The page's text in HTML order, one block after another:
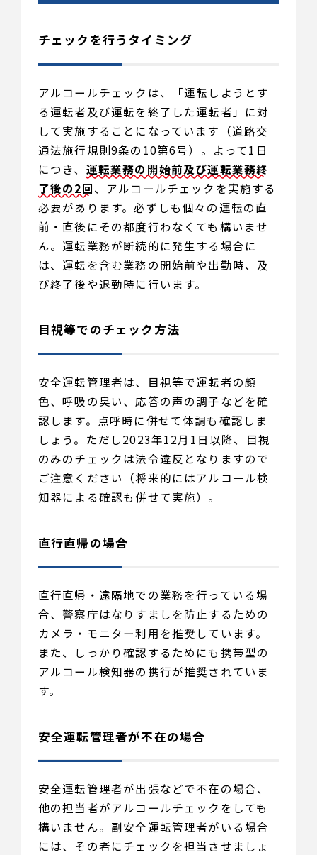
チェックを行うタイミング
アルコールチェックは、「運転しようとす
る運転者及び運転を終了した運転者」に対
して実施することになっています（道路交
通法施行規則9条の10第6号）。よって1日
につき、 運転業務の開始前及び運転業務終
了後の2回、アルコールチェックを実施する
必要があります。必ずしも個々の運転の直
前・直後にその都度行わなくても構いませ
ん。運転業務が断続的に発生する場合に
は、運転を含む業務の開始前や出勤時、及
び終了後や退勤時に行います。
目視等でのチェック方法
安全運転管理者は、目視等で運転者の顔
色、呼吸の臭い、応答の声の調子などを確
認します。点呼時に併せて体調も確認しま
しょう。ただし2023年12月1日以降、目視
のみのチェックは法令違反となりますので
ご注意ください（将来的にはアルコール検
知器による確認も併せて実施）。
直行直帰の場合
直行直帰・遠隔地での業務を行っている場
合、警察庁はなりすましを防止するための
カメラ・モニター利用を推奨しています。
また、しっかり確認するためにも携帯型の
アルコール検知器の携行が推奨されていま
す。
安全運転管理者が不在の場合
安全運転管理者が出張などで不在の場合、
他の担当者がアルコールチェックをしても
構いません。副安全運転管理者がいる場合
には、その者にチェックを担当させましょ